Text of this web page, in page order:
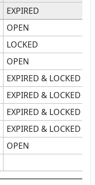
EXPIRED
OPEN
LOCKED
OPEN
EXPIRED & LOCKED
EXPIRED & LOCKED
EXPIRED & LOCKED
EXPIRED & LOCKED
OPEN